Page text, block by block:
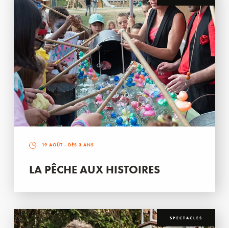
19 AOÛT - DÈS 3 ANS
LA PÊCHE AUX HISTOIRES
SPECTACLES